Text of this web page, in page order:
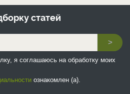
статей
>
я соглашаюсь на обработку моих
ознакомлен (а).